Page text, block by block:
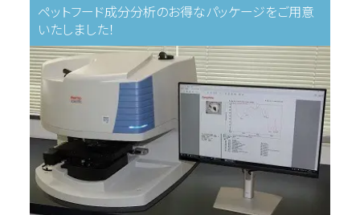
ペットフード成分分析のお得なパッケージをご用意
いたしました！